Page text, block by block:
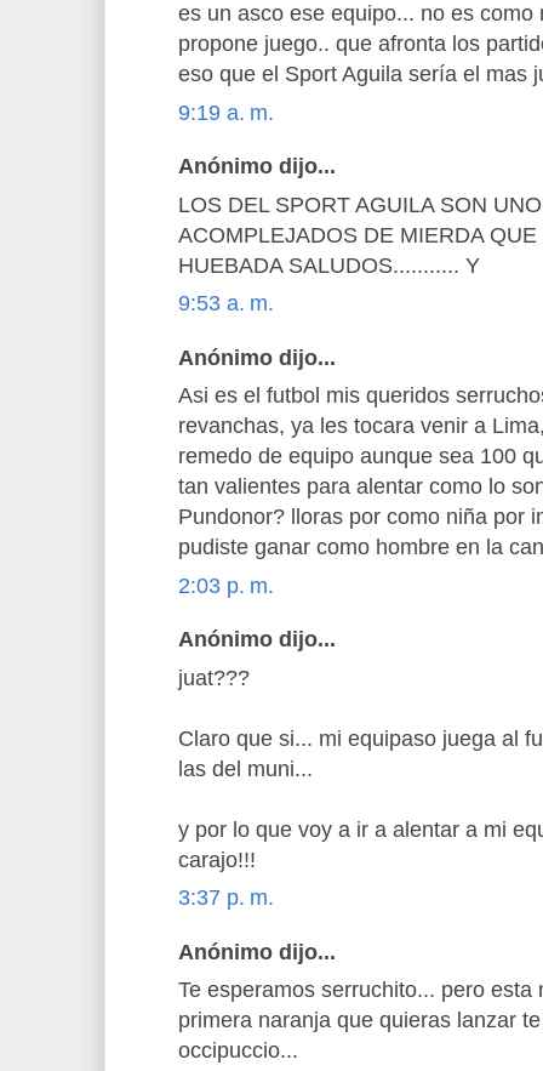
es un asco ese equipo... no es como
propone juego.. que afronta los
eso que el Sport Aguila sería el mas
9:19 a. m.
Anónimo dijo...
LOS DEL SPORT AGUILA SON
ACOMPLEJADOS DE MIERDA
HUEBADA SALUDOS........... Y
9:53 a. m.
Anónimo dijo...
Asi es el futbol mis queridos
revanchas, ya les tocara venir a
remedo de equipo aunque sea 100
tan valientes para alentar como lo
Pundonor? lloras por como niña por
pudiste ganar como hombre en la
2:03 p. m.
Anónimo dijo...
juat???
Claro que si... mi equipaso juega al
las del muni...
y por lo que voy a ir a alentar a mi
carajo!!!
3:37 p. m.
Anónimo dijo...
Te esperamos serruchito... pero esta
primera naranja que quieras lanzar
occipuccio...